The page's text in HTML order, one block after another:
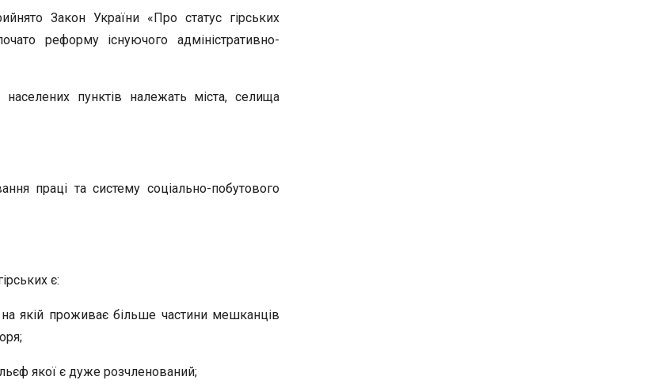
Закон України «Про статус гірських
реформу існуючого адміністративно-
пунктів належать міста, селища
праці та систему соціально-побутового
є:
якій проживає більше частини мешканців
якої є дуже розчленований;